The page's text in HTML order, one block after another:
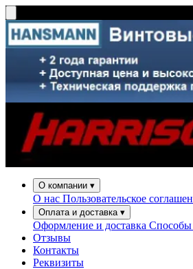
О компании ▾
О нас Пользовательское
Оплата и доставка ▾
Оформление и доставка Способы
Отзывы
Контакты
Реквизиты